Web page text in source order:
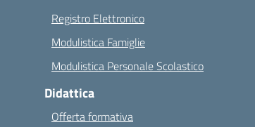
Registro Elettronico
Modulistica Famiglie
Modulistica Personale Scolastico
Didattica
Offerta formativa